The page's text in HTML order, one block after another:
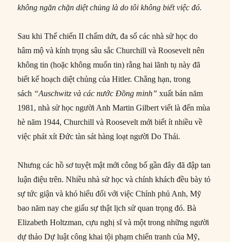
không ngăn chặn diệt chủng là do tôi không biết việc đó.
Sau khi Thế chiến II chấm dứt, đa số các nhà sử học do
hâm mộ và kính trọng sâu sắc Churchill và Roosevelt nên
không tin (hoặc không muốn tin) rằng hai lãnh tụ này đã
biết kế hoạch diệt chủng của Hitler. Chẳng hạn, trong
sách “Auschwitz và các nước Đồng minh” xuất bản năm
1981, nhà sử học người Anh Martin Gilbert viết là đến mùa
hè năm 1944, Churchill và Roosevelt mới biết ít nhiều về
việc phát xít Đức tàn sát hàng loạt người Do Thái.
Nhưng các hồ sơ tuyệt mật mới công bố gần đây đã đập tan
luận điệu trên. Nhiều nhà sử học và chính khách đều bày tỏ
sự tức giận và khó hiểu đối với việc Chính phủ Anh, Mỹ
bao năm nay che giấu sự thật lịch sử quan trọng đó. Bà
Elizabeth Holtzman, cựu nghị sĩ và một trong những người
dự thảo Dự luật công khai tội phạm chiến tranh của Mỹ,